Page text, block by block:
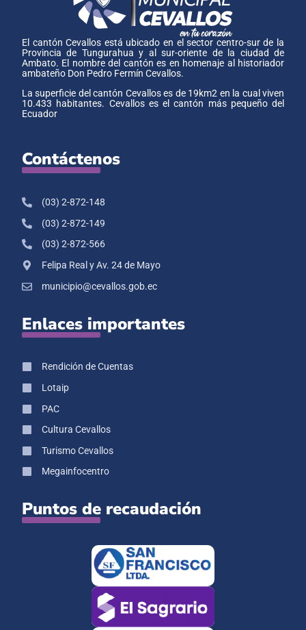
El cantón Cevallos está ubicado en el sector centro-sur de la
Provincia de Tungurahua y al sur-oriente de la ciudad de
Ambato. El nombre del cantón es en homenaje al historiador
ambateño Don Pedro Fermín Cevallos.
La superficie del cantón Cevallos es de 19km2 en la cual viven
10.433 habitantes. Cevallos es el cantón más pequeño del
Ecuador
Contáctenos
(03) 2-872-148
(03) 2-872-149
(03) 2-872-566
Felipa Real y Av. 24 de Mayo
municipio@cevallos.gob.ec
Enlaces importantes
Rendición de Cuentas
Lotaip
PAC
Cultura Cevallos
Turismo Cevallos
Megainfocentro
Puntos de recaudación